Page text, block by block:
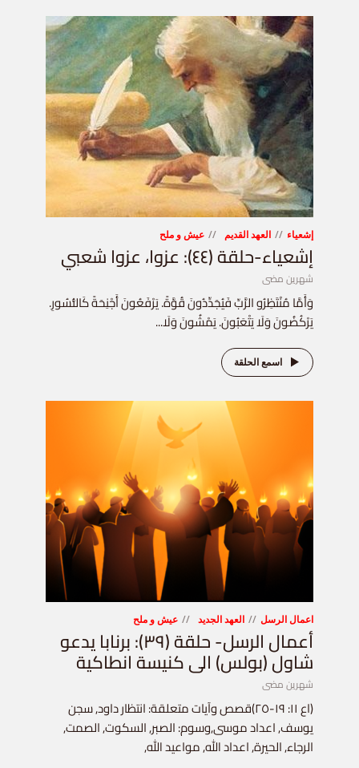
إشعياء العهد القديم عيش و ملح
إشعياء-حلقة (٤٤): عزوا، عزوا شعبي
شهرين مضى
وَأَمَّا مُنْتَظِرُو الرَّبِّ فَيُجَدِّدُونَ قُوَّةً. يَرْفَعُونَ أَجْنِحَةً كَالنُّسُورِ.
يَرْكُضُونَ وَلَا يَتْعَبُونَ. يَمْشُونَ وَلَا...
اسمع الحلقة
اعمال الرسل العهد الجديد عيش و ملح
أعمال الرسل- حلقة (٣٩): برنابا يدعو
شاول (بولس) الى كنيسة انطاكية
شهرين مضى
(اع ١١: ١٩-٢٥)قصص وآيات متعلقة: انتظار داود, سجن
يوسف, اعداد موسى,وسوم: الصبر, السكوت, الصمت,
الرجاء, الحيرة, اعداد الله, مواعيد الله,